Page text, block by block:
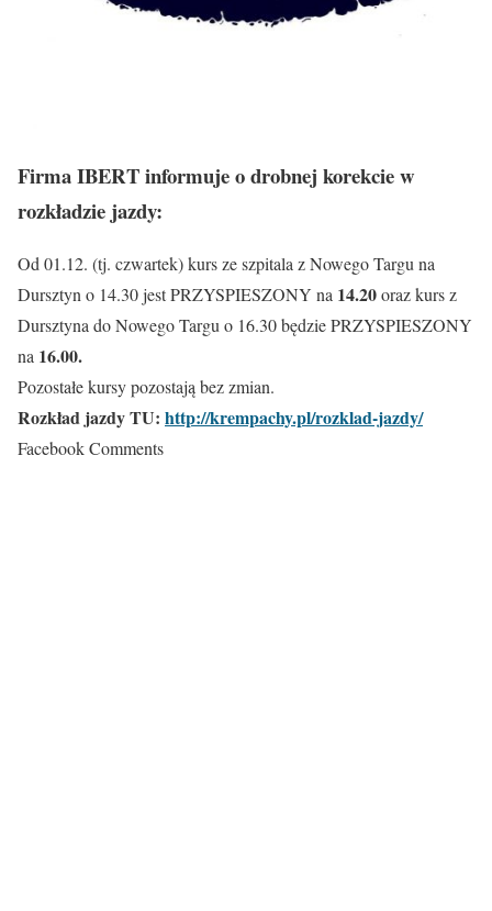
Firma IBERT informuje o drobnej korekcie w
rozkładzie jazdy:
Od 01.12. (tj. czwartek) kurs ze szpitala z Nowego Targu na
Dursztyn o 14.30 jest PRZYSPIESZONY na 14.20oraz kurs z
Dursztyna do Nowego Targu o 16.30 będzie PRZYSPIESZONY
na 16.00.
Pozostałe kursy pozostają bez zmian.
Rozkład jazdy TU: http://krempachy.pl/rozklad-jazdy/
Facebook Comments